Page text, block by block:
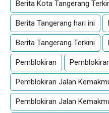
Berita Kota Tangerang
Berita Tangerang hari ini
Berita Tangerang Terkini
Pemblokiran
Pemblokiran Jalan
Pemblokiran Jalan